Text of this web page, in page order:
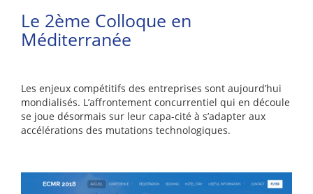
Le 2ème Colloque en
Méditerranée
Les enjeux compétitifs des entreprises sont aujourd’hui
mondialisés. L’affrontement concurrentiel qui en découle
se joue désormais sur leur capa-cité à s’adapter aux
accélérations des mutations technologiques.